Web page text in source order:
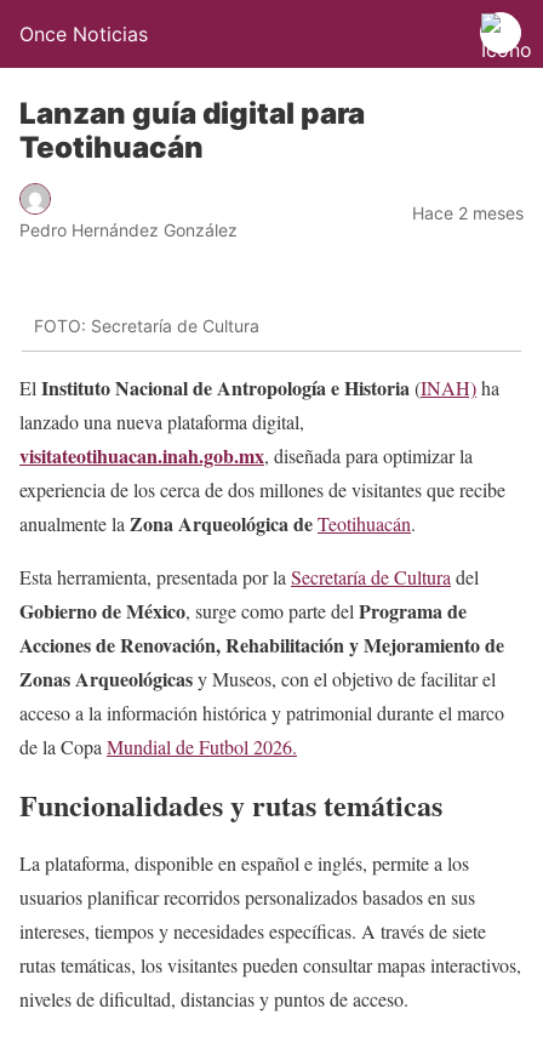
Once Noticias
Lanzan guía digital para
Teotihuacán
Pedro Hernández González
Hace 2 meses
FOTO: Secretaría de Cultura
ElInstituto Nacional de Antropología e Historia(INAH)ha
lanzado una nueva plataforma digital,
visitateotihuacan.inah.gob.mx, diseñada para optimizar la
experiencia de los cerca de dos millones de visitantes que recibe
anualmente laZona Arqueológica deTeotihuacán.
Esta herramienta, presentada por laSecretaría de Culturadel
Gobierno de México, surge como parte delPrograma de
Acciones de Renovación, Rehabilitación y Mejoramiento de
Zonas Arqueológicasy Museos, con el objetivo de facilitar el
acceso a la información histórica y patrimonial durante el marco
de la CopaMundial de Futbol 2026.
Funcionalidades y rutas temáticas
La plataforma, disponible en español e inglés, permite a los
usuarios planificar recorridos personalizados basados en sus
intereses, tiempos y necesidades específicas. A través de siete
rutas temáticas, los visitantes pueden consultar mapas interactivos,
niveles de dificultad, distancias y puntos de acceso.